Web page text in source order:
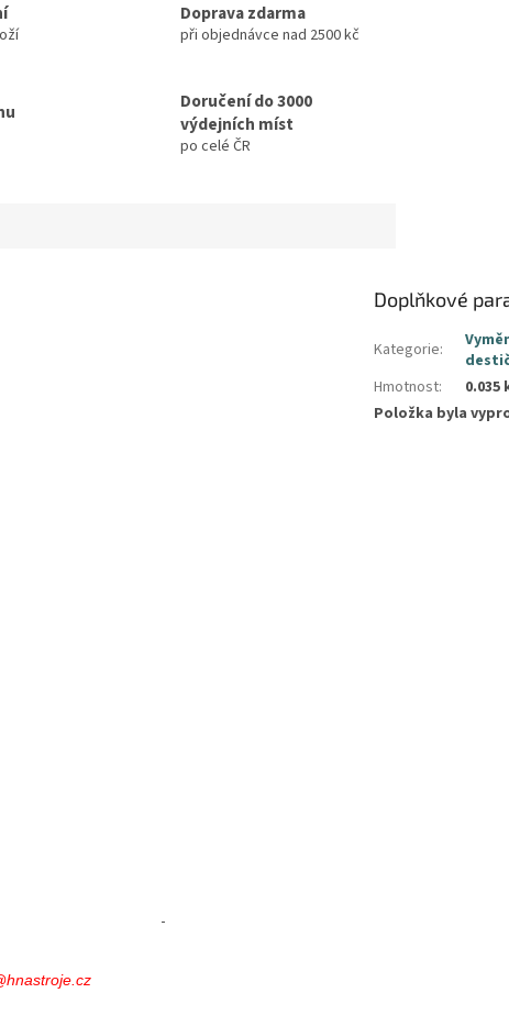
Doprava zdarma
při objednávce nad 2500 kč
Doručení do 3000
výdejních míst
po celé ČR
Doplňkové
Kategorie:
Hmotnost:
0.035
Položka byla